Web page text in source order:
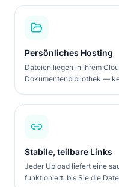
Persönliches Hosting
Dateien liegen in Ihrem
Dokumentenbibliothek —
Stabile, teilbare Links
Jeder Upload liefert eine
funktioniert, bis Sie die